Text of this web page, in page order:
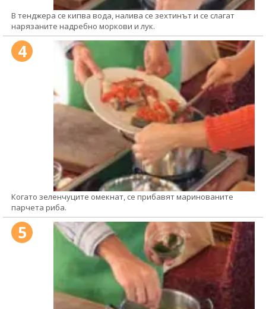
В тенджера се кипва вода, налива се зехтинът и се слагат
нарязаните надребно моркови и лук.
4
Когато зеленчуците омекнат, се прибавят маринованите
парчета риба.
5